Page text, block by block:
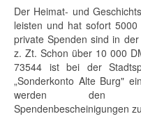
Der Heimat- und
leisten und hat sofort
private Spenden sind in
z. Zt. Schon über 10 000
73544 ist bei der
„Sonderkonto Alte Burg"
werden den
Spendenbescheinigungen